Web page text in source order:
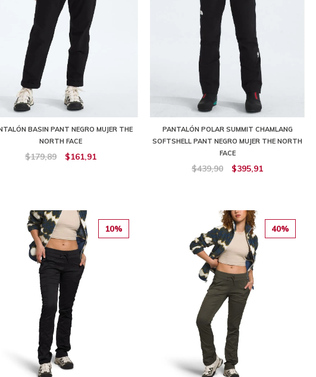
BASIN PANT NEGRO MUJER THE
NORTH FACE
$179,89 $161,91
PANTALÓN POLAR SUMMIT CHAMLANG
SOFTSHELL PANT NEGRO MUJER THE NORTH
FACE
$439,90 $395,91
10% 40%